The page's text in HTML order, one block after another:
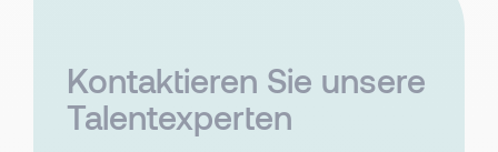
Kontaktieren Sie unsere
Talentexperten